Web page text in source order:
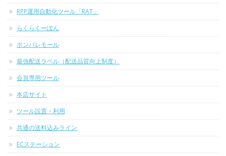
RPP運用自動化ツール「RAT」
らくらくーぽん
ポンパレモール
最強配送ラベル（配送品質向上制度）
会員専用ツール
本店サイト
ツール設置・利用
共通の送料込みライン
ECステーション